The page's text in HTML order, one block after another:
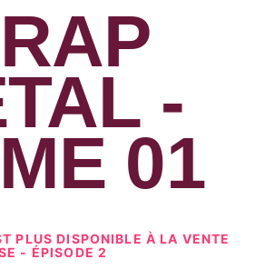
-
01
PLUS DISPONIBLE À LA VENTE
- ÉPISODE 2